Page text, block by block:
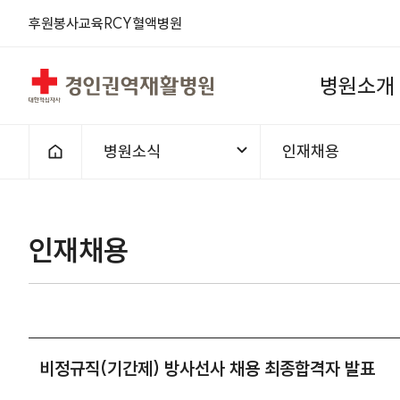
후원봉사교육 RCY혈액병원
경인권역재활병원 병원소개
홈으로
병원소식 인재채용
인재채용
비정규직(기간제) 방사선사 채용 최종합격자 발표